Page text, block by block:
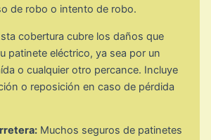
de robo o intento de robo.
cobertura cubre los daños que
patinete eléctrico, ya sea por un
o cualquier otro percance. Incluye
o reposición en caso de pérdida
Muchos seguros de patinetes